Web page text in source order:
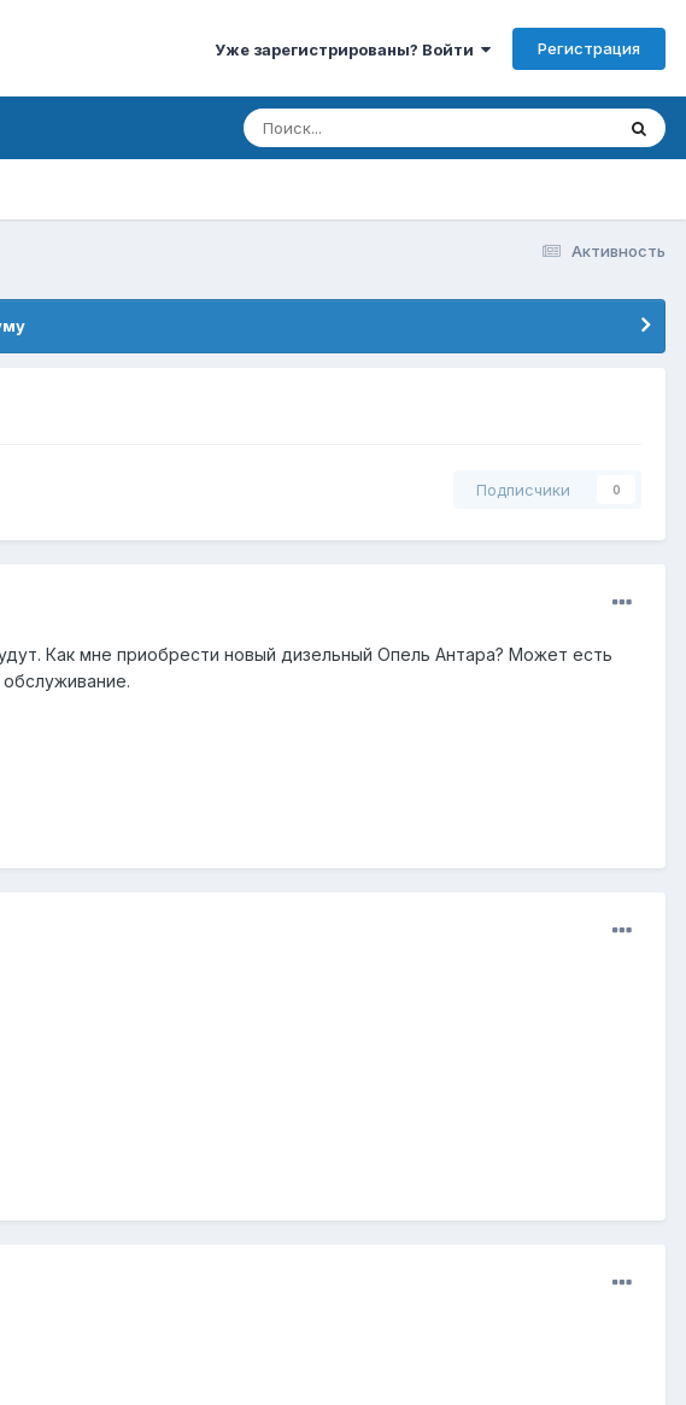
Уже зарегистрированы? Войти Регистрация
Активность
Подписчики 0
Как мне приобрести новый дизельный Опель Антара? Может есть